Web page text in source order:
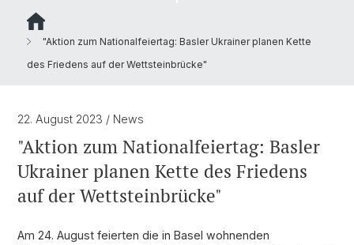
"Aktion zum Nationalfeiertag: Basler Ukrainer planen Kette
des Friedens auf der Wettsteinbrücke"
22. August 2023 / News
"Aktion zum Nationalfeiertag: Basler
Ukrainer planen Kette des Friedens
auf der Wettsteinbrücke"
Am 24. August feierten die in Basel wohnenden